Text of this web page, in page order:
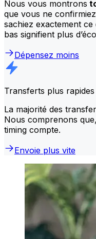
Nous vous montrons
que vous ne
sachiez exactement
bas signifient plus
Dépensez moins
Transferts plus rapides
La majorité des
Nous comprenons
timing compte.
Envoie plus vite